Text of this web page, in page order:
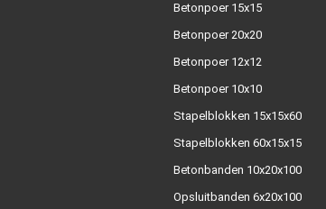
Betonpoer 15x15
Betonpoer 20x20
Betonpoer 12x12
Betonpoer 10x10
Stapelblokken 15x15x60
Stapelblokken 60x15x15
Betonbanden 10x20x100
Opsluitbanden 6x20x100